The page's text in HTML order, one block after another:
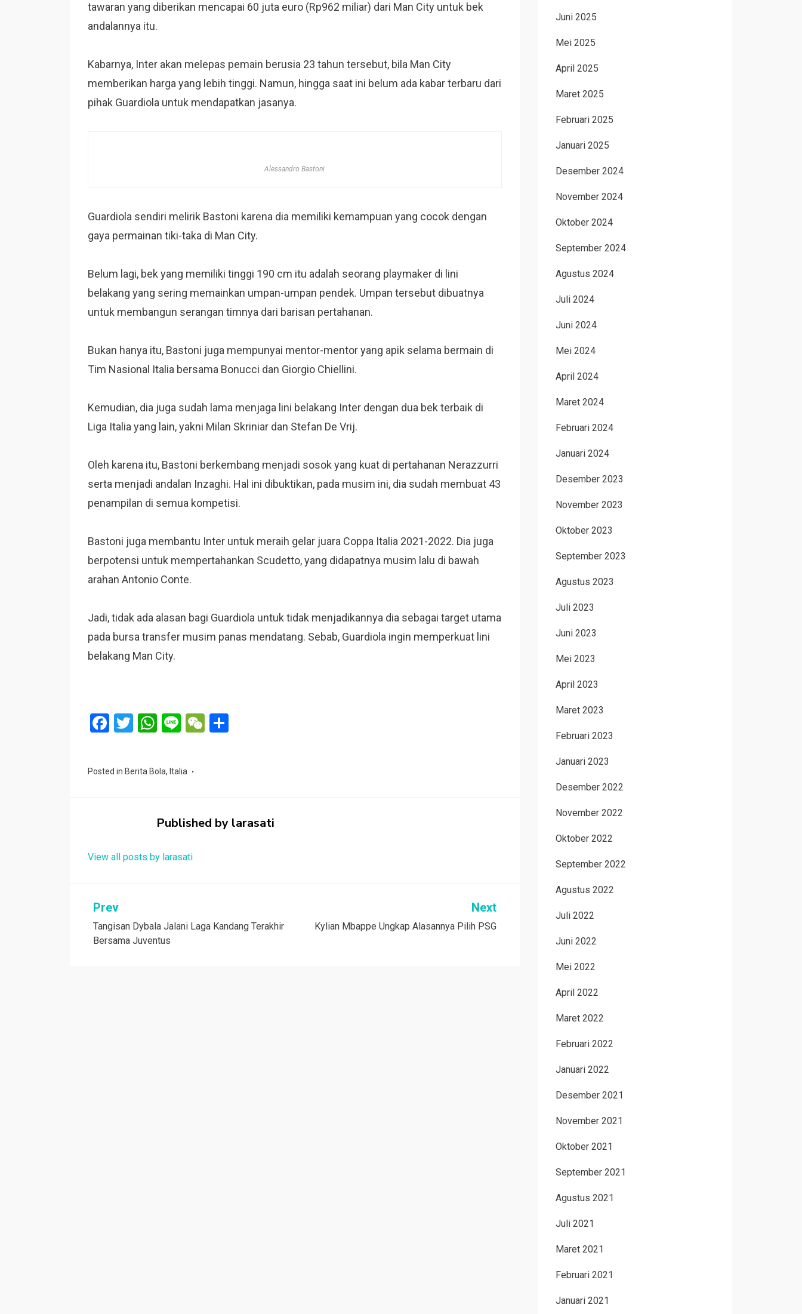
tawaran yang diberikan mencapai 60 juta euro (Rp962 miliar) dari Man City untuk bek
andalannya itu.
Kabarnya, Inter akan melepas pemain berusia 23 tahun tersebut, bila Man City
memberikan harga yang lebih tinggi. Namun, hingga saat ini belum ada kabar terbaru dari
pihak Guardiola untuk mendapatkan jasanya.
Alessandro Bastoni
Guardiola sendiri melirik Bastoni karena dia memiliki kemampuan yang cocok dengan
gaya permainan tiki-taka di Man City.
Belum lagi, bek yang memiliki tinggi 190 cm itu adalah seorang playmaker di lini
belakang yang sering memainkan umpan-umpan pendek. Umpan tersebut dibuatnya
untuk membangun serangan timnya dari barisan pertahanan.
Bukan hanya itu, Bastoni juga mempunyai mentor-mentor yang apik selama bermain di
Tim Nasional Italia bersama Bonucci dan Giorgio Chiellini.
Kemudian, dia juga sudah lama menjaga lini belakang Inter dengan dua bek terbaik di
Liga Italia yang lain, yakni Milan Skriniar dan Stefan De Vrij.
Oleh karena itu, Bastoni berkembang menjadi sosok yang kuat di pertahanan Nerazzurri
serta menjadi andalan Inzaghi. Hal ini dibuktikan, pada musim ini, dia sudah membuat 43
penampilan di semua kompetisi.
Bastoni juga membantu Inter untuk meraih gelar juara Coppa Italia 2021-2022. Dia juga
berpotensi untuk mempertahankan Scudetto, yang didapatnya musim lalu di bawah
arahan Antonio Conte.
Jadi, tidak ada alasan bagi Guardiola untuk tidak menjadikannya dia sebagai target utama
pada bursa transfer musim panas mendatang. Sebab, Guardiola ingin memperkuat lini
belakang Man City.
F
b
T
er
W
s
p
Li
W
Posted in Berita Bola, Italia
Published by larasati
View all posts by larasati
Navigasi
pos
Prev
Tangisan Dybala Jalani Laga Kandang Terakhir
Bersama Juventus
Next
Kylian Mbappe Ungkap Alasannya Pilih PSG
Juni 2025
Mei 2025
April 2025
Maret 2025
Februari 2025
Januari 2025
Desember 2024
November 2024
Oktober 2024
September 2024
Agustus 2024
Juli 2024
Juni 2024
Mei 2024
April 2024
Maret 2024
Februari 2024
Januari 2024
Desember 2023
November 2023
Oktober 2023
September 2023
Agustus 2023
Juli 2023
Juni 2023
Mei 2023
April 2023
Maret 2023
Februari 2023
Januari 2023
Desember 2022
November 2022
Oktober 2022
September 2022
Agustus 2022
Juli 2022
Juni 2022
Mei 2022
April 2022
Maret 2022
Februari 2022
Januari 2022
Desember 2021
November 2021
Oktober 2021
September 2021
Agustus 2021
Juli 2021
Maret 2021
Februari 2021
Januari 2021